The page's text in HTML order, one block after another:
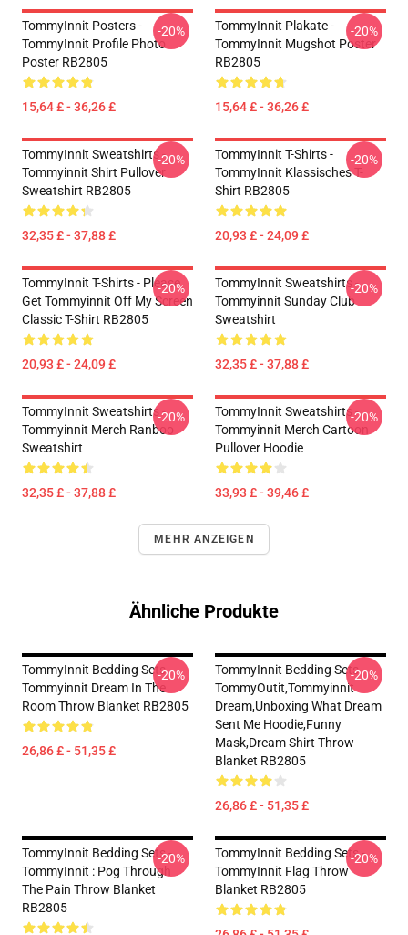
TommyInnit Posters -
TommyInnit Profile Photo
Poster RB2805
15,64 £ - 36,26 £
-20%
TommyInnit Plakate -
TommyInnit Mugshot Poster
RB2805
15,64 £ - 36,26 £
-20%
TommyInnit Sweatshirts -
Tommyinnit Shirt Pullover
Sweatshirt RB2805
32,35 £ - 37,88 £
-20%
TommyInnit T-Shirts -
TommyInnit Klassisches T-
Shirt RB2805
20,93 £ - 24,09 £
-20%
TommyInnit T-Shirts - Please
Get Tommyinnit Off My Screen
Classic T-Shirt RB2805
20,93 £ - 24,09 £
-20%
TommyInnit Sweatshirts -
Tommyinnit Sunday Club
Sweatshirt
32,35 £ - 37,88 £
-20%
TommyInnit Sweatshirts -
Tommyinnit Merch Ranboo
Sweatshirt
32,35 £ - 37,88 £
-20%
TommyInnit Sweatshirts -
Tommyinnit Merch Cartoon
Pullover Hoodie
33,93 £ - 39,46 £
-20%
MEHR ANZEIGEN
Ähnliche Produkte
TommyInnit Bedding Sets -
Tommyinnit Dream In The
Room Throw Blanket RB2805
26,86 £ - 51,35 £
-20%
TommyInnit Bedding Sets -
TommyOutit,Tommyinnit
Dream,Unboxing What Dream
Sent Me Hoodie,funny
Mask,dream Shirt Throw
Blanket RB2805
26,86 £ - 51,35 £
-20%
TommyInnit Bedding Sets -
TommyInnit : Pog Through
The Pain Throw Blanket
RB2805
-20%
TommyInnit Bedding Sets -
TommyInnit Flag Throw
Blanket RB2805
-20%